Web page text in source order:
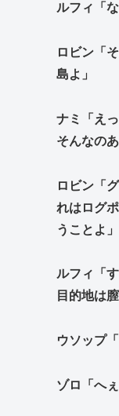
ルフィ「
ロビン「
島よ」
ナミ「え
そんなの
ロビン「
れはログ
うことよ」
ルフィ「
目的地は
ウソップ
ゾロ「へ